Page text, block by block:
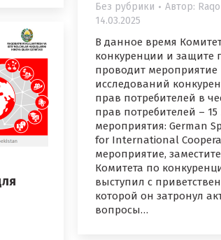
Без рубрики Автор:
14.03.2025
В данное время
конкуренции и защите
проводит мероприятие
исследований
прав потребителей в
прав потребителей –
мероприятия: German
for International
мероприятие,
Комитета по
выступил с
которой он затронул
вопросы…